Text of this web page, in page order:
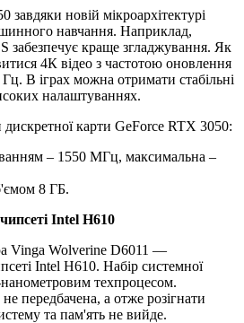
завдяки новій мікроархітектурі
навчання. Наприклад,
забезпечує краще згладжування. Як
4К відео з частотою оновлення
В іграх можна отримати стабільні
налаштуваннях.
карти GeForce RTX 3050:
– 1550 МГц, максимальна –
8 ГБ.
Intel H610
Vinga Wolverine D6011 —
Intel H610. Набір системної
техпроцесом.
передбачена, а отже розігнати
та пам'ять не вийде.